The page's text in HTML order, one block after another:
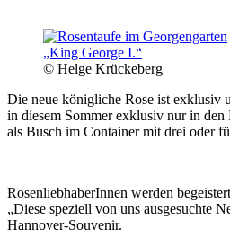
© Helge Krückeberg
Die neue königliche Rose ist exklusiv
in diesem Sommer exklusiv nur in
als Busch im Container mit drei oder
RosenliebhaberInnen werden
„Diese speziell von uns ausgesuchte
Hannover-Souvenir.